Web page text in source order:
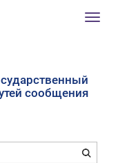
сообщения